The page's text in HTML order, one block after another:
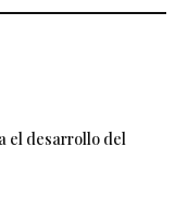
el desarrollo del